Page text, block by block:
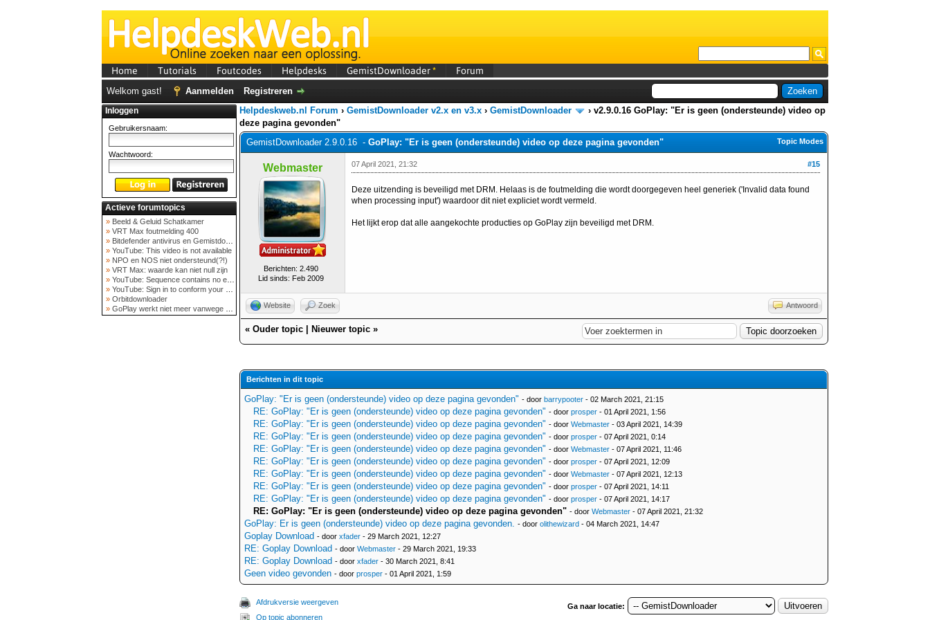
Home Tutorials Foutcodes Helpdesks GemistDownloader* Forum
Welkom gast! Aanmelden Registreren
Inloggen
Gebruikersnaam:
Wachtwoord:
Actieve forumtopics
» Beeld & Geluid Schatkamer
» VRT Max foutmelding 400
» Bitdefender antivirus en Gemistdowloader
» YouTube: This video is not available
» NPO en NOS niet ondersteund(?!)
» VRT Max: waarde kan niet null zijn
» YouTube: Sequence contains no elements
» YouTube: Sign in to conform your not a bot
» Orbitdownloader
» GoPlay werkt niet meer vanwege nieuwe webadres
Helpdeskweb.nl Forum › GemistDownloader v2.x en v3.x › GemistDownloader › v2.9.0.16 GoPlay: "Er is geen (ondersteunde) video op
deze pagina gevonden"
Topic Modes
GemistDownloader 2.9.0.16 - GoPlay: "Er is geen (ondersteunde) video op deze pagina gevonden"
Webmaster
Berichten: 2.490
Lid sinds: Feb 2009
#15
07 April 2021, 21:32
Deze uitzending is beveiligd met DRM. Helaas is de foutmelding die wordt doorgegeven heel generiek ('Invalid data found
when processing input') waardoor dit niet expliciet wordt vermeld.
Het lijkt erop dat alle aangekochte producties op GoPlay zijn beveiligd met DRM.
Website Zoek Antwoord
« Ouder topic Nieuwer topic »
Berichten in dit topic
GoPlay: "Er is geen (ondersteunde) video op deze pagina gevonden" - door barrypooter - 02 March 2021, 21:15
RE: GoPlay: "Er is geen (ondersteunde) video op deze pagina gevonden" - door prosper - 01 April 2021, 1:56
RE: GoPlay: "Er is geen (ondersteunde) video op deze pagina gevonden" - door Webmaster - 03 April 2021, 14:39
RE: GoPlay: "Er is geen (ondersteunde) video op deze pagina gevonden" - door prosper - 07 April 2021, 0:14
RE: GoPlay: "Er is geen (ondersteunde) video op deze pagina gevonden" - door Webmaster - 07 April 2021, 11:46
RE: GoPlay: "Er is geen (ondersteunde) video op deze pagina gevonden" - door prosper - 07 April 2021, 12:09
RE: GoPlay: "Er is geen (ondersteunde) video op deze pagina gevonden" - door Webmaster - 07 April 2021, 12:13
RE: GoPlay: "Er is geen (ondersteunde) video op deze pagina gevonden" - door prosper - 07 April 2021, 14:11
RE: GoPlay: "Er is geen (ondersteunde) video op deze pagina gevonden" - door prosper - 07 April 2021, 14:17
RE: GoPlay: "Er is geen (ondersteunde) video op deze pagina gevonden" - door Webmaster - 07 April 2021, 21:32
GoPlay: Er is geen (ondersteunde) video op deze pagina gevonden. - door olithewizard - 04 March 2021, 14:47
Goplay Download - door xfader - 29 March 2021, 12:27
RE: Goplay Download - door Webmaster - 29 March 2021, 19:33
RE: Goplay Download - door xfader - 30 March 2021, 8:41
Geen video gevonden - door prosper - 01 April 2021, 1:59
Afdrukversie weergeven
Op topic abonneren
Ga naar locatie: